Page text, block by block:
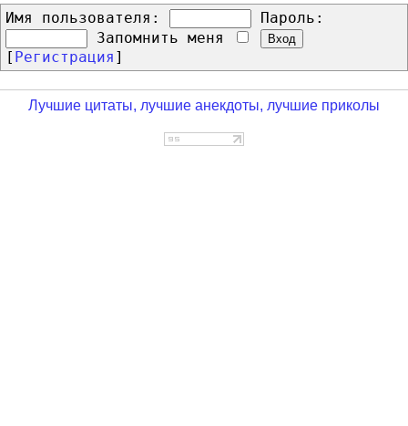
Имя пользователя:
Пароль:
Запомнить меня
[ Регистрация ]
Лучшие цитаты, лучшие анекдоты, лучшие приколы